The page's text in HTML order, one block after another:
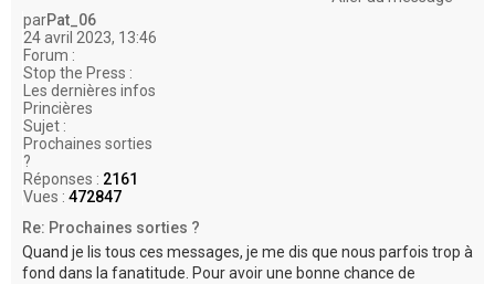
parPat_06
24 avril 2023, 13:46
Forum :
Stop the Press :
Les dernières infos
Princières
Sujet :
Prochaines sorties
?
Réponses : 2161
Vues : 472847
Re: Prochaines sorties ?
Quand je lis tous ces messages, je me dis que nous parfois trop à
fond dans la fanatitude. Pour avoir une bonne chance de